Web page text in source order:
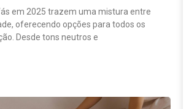
em 2025 trazem uma mistura entre
oferecendo opções para todos os
Desde tons neutros e